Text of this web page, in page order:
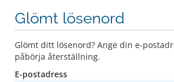
Glömt lösenord
Glömt ditt lösenord? Ange din e-
påbörja återställning.
E-postadress